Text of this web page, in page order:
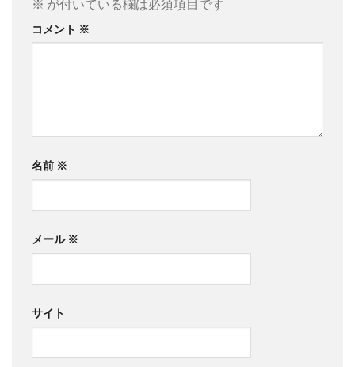
※ が付いている欄は必須項目です
コメント ※
名前 ※
メール ※
サイト